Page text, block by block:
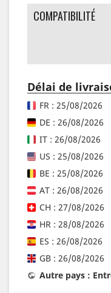
COMPATIBILITÉ
Délai de
FR : 25/08/2026
DE : 26/08/2026
IT : 26/08/2026
US : 25/08/2026
BE : 25/08/2026
AT : 26/08/2026
CH : 27/08/2026
HR : 28/08/2026
ES : 26/08/2026
GB : 26/08/2026
Autre pays :